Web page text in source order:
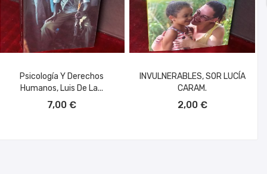
Psicología Y Derechos
Humanos, Luis De La...
7,00 €
INVULNERABLES, SOR LUCÍA
CARAM.
2,00 €